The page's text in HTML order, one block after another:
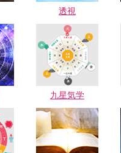
透視
九星気学